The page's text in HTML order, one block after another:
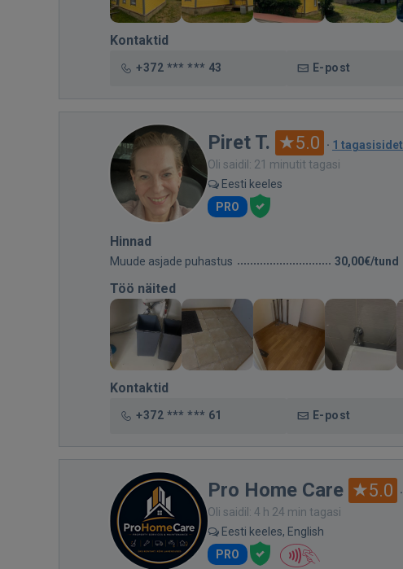
Kontaktid
+372 *** *** 43 E-post
Piret T. 5.0 · 1 tagasisidet
Oli saidil: 21 minutit tagasi
Eesti keeles
PRO
Hinnad
Muude asjade puhastus 30,00€/tund
Töö näited
Kontaktid
+372 *** *** 61 E-post
Pro Home Care 5.0 ·
Oli saidil: 4 h 24 min tagasi
Eesti keeles, English
PRO